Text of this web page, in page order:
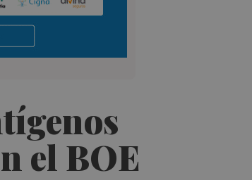
el BOE